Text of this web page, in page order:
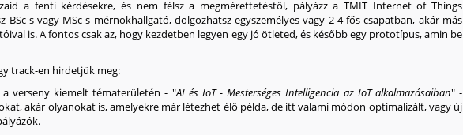
a fenti kérdésekre, és nem félsz a megmérettetéstől, pályázz a TMIT Internet of Things
BSc-s vagy MSc-s mérnökhallgató, dolgozhatszegyszemélyes vagy 2-4 fős csapatban, akár más
is. A fontos csak az, hogy kezdetben legyen egy jó ötleted, és későbbegy prototípus, amin be
track-en hirdetjük meg:
verseny kiemelt tématerületén - "AI és IoT - Mesterséges Intelligencia az IoT alkalmazásaiban" -
akár olyanokat is, amelyekre már létezhet élő példa, de itt valami módon optimalizált, vagy új